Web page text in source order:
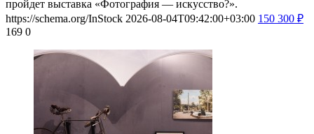
пройдет выставка «Фотография — искусство?».
https://schema.org/InStock 2026-08-04T09:42:00+03:00 150 300 ₽
169 0